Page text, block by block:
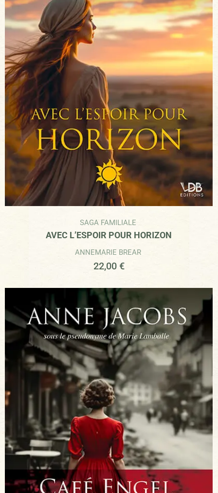
SAGA FAMILIALE
AVEC L’ESPOIR POUR HORIZON
ANNEMARIE BREAR
22,00 €